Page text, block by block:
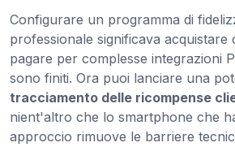
Configurare un programma di
professionale significava acquistare
pagare per complesse integrazioni
sono finiti. Ora puoi lanciare una
tracciamento delle ricompense
nient'altro che lo smartphone che
approccio rimuove le barriere